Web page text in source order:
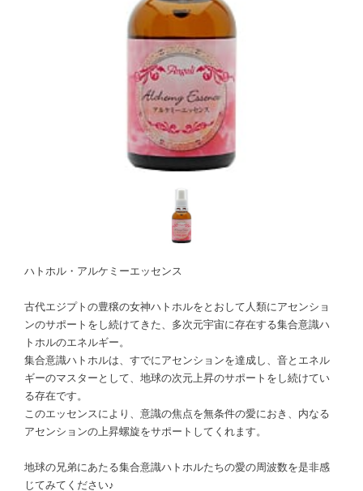
ハトホル・アルケミーエッセンス
古代エジプトの豊穣の女神ハトホルをとおして人類にアセンショ
ンのサポートをし続けてきた、多次元宇宙に存在する集合意識ハ
トホルのエネルギー。
集合意識ハトホルは、すでにアセンションを達成し、音とエネル
ギーのマスターとして、地球の次元上昇のサポートをし続けてい
る存在です。
このエッセンスにより、意識の焦点を無条件の愛におき、内なる
アセンションの上昇螺旋をサポートしてくれます。
地球の兄弟にあたる集合意識ハトホルたちの愛の周波数を是非感
じてみてください♪